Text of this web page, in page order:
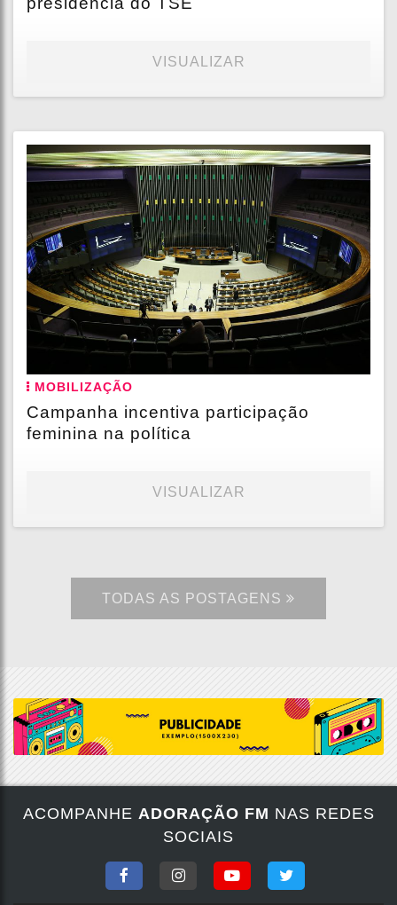
VISUALIZAR
MOBILIZAÇÃO
Campanha incentiva participação
feminina na política
VISUALIZAR
TODAS AS POSTAGENS
ACOMPANHE ADORAÇÃO FM NAS REDES
SOCIAIS